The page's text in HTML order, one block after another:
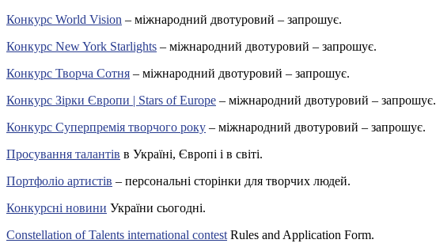
Конкурс World Vision – міжнародний двотуровий – запрошує.
Конкурс New York Starlights – міжнародний двотуровий – запрошує.
Конкурс Творча Сотня – міжнародний двотуровий – запрошує.
Конкурс Зірки Європи | Stars of Europe – міжнародний двотуровий – запрошує.
Конкурс Суперпремія творчого року – міжнародний двотуровий – запрошує.
Просування талантів в Україні, Європі і в світі.
Портфоліо артистів – персональні сторінки для творчих людей.
Конкурсні новини України сьогодні.
Constellation of Talents international contestRules and Application Form.